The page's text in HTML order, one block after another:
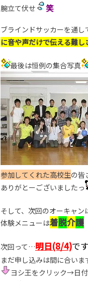
腕立て伏せ 笑
ブラインドサッカーを通し
に音や声だけで伝える難し
最後は恒例の集合写真
参加してくれた高校生の皆
ありがとーございましたっ
そして、次回のオーキャン
体験メニューは着脱介護
次回って…明日(8/4)です
まだ申し込みは間に合いま
ヨシ王をクリック→日